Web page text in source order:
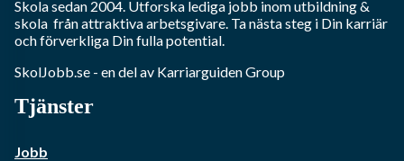
Skolasedan 2004. Utforska lediga jobb inomutbildning &
skola från attraktiva arbetsgivare. Ta nästa steg i Din karriär
och förverkliga Din fulla potential.
SkolJobb.se - en del av Karriarguiden Group
Tjänster
Jobb